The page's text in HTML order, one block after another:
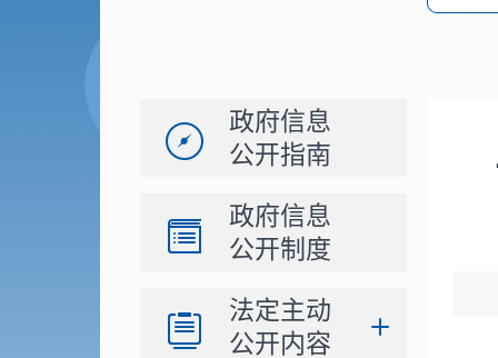
政府信息
公开指南
政府信息
公开制度
法定主动
公开内容